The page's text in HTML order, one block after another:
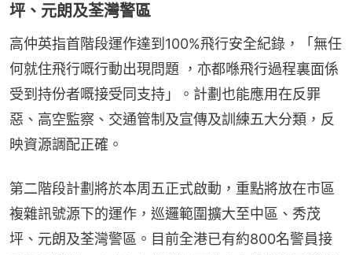
坪、元朗及荃灣警區
高仲英指首階段運作達到100%飛行安全紀錄，「無任
何就住飛行嘅行動出現問題 ，亦都喺飛行過程裏面係
受到持份者嘅接受同支持」。計劃也能應用在反罪
惡、高空監察、交通管制及宣傳及訓練五大分類，反
映資源調配正確。
第二階段計劃將於本周五正式啟動，重點將放在市區
複雜訊號源下的運作，巡邏範圍擴大至中區、秀茂
坪、元朗及荃灣警區。目前全港已有約800名警員接